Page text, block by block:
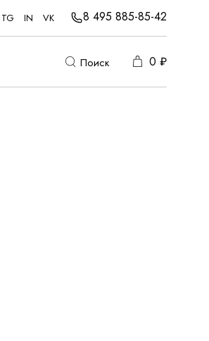
TG IN VK 8 495 885-85-42
Поиск 0 ₽